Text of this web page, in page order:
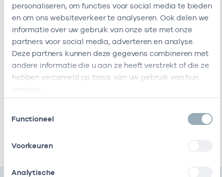
personaliseren, om functies voor social media te bieden
en om ons websiteverkeer te analyseren. Ook delen we
informatie over uw gebruik van onze site met onze
partners voor social media, adverteren en analyse.
Deze partners kunnen deze gegevens combineren met
andere informatie die u aan ze heeft verstrekt of die ze
hebben verzameld op basis van uw gebruik van hun
Functioneel
Voorkeuren
Analytische
Ik ben werkzaam bij de volgende vestigingen
Stad
Ik heb een arbeidsrelatie met
Naam Rol AGB-code Start
Careyn
In
41410915 24-08-2017